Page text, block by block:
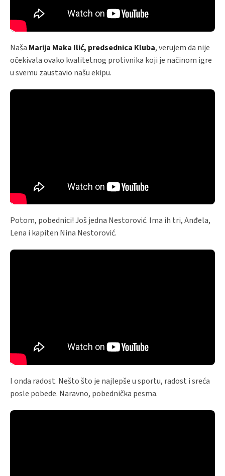
Naša Marija Maka Ilić, predsednica Kluba, verujem da nije
očekivala ovako kvalitetnog protivnika koji je načinom igre
u svemu zaustavio našu ekipu.
Potom, pobednici! Još jedna Nestorović. Ima ih tri, Anđela,
Lena i kapiten Nina Nestorović.
I onda radost. Nešto što je najlepše u sportu, radost i sreća
posle pobede. Naravno, pobednička pesma.